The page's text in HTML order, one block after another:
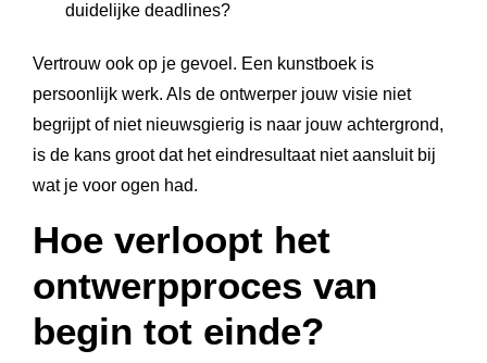
duidelijke deadlines?
Vertrouw ook op je gevoel. Een kunstboek is
persoonlijk werk. Als de ontwerper jouw visie niet
begrijpt of niet nieuwsgierig is naar jouw achtergrond,
is de kans groot dat het eindresultaat niet aansluit bij
wat je voor ogen had.
Hoe verloopt het
ontwerpproces van
begin tot einde?